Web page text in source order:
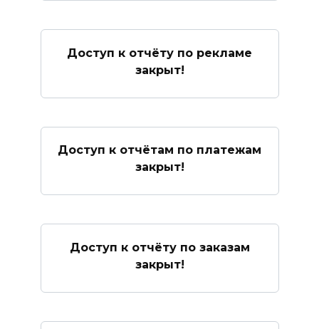
Доступ к отчёту по рекламе
закрыт!
Доступ к отчётам по платежам
закрыт!
Доступ к отчёту по заказам
закрыт!